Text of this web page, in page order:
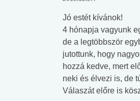
Jó estét kívánok!
4 hónapja vagyunk
de a legtöbbször
jutottunk, hogy
hozzá kedve, mert
neki és élvezi is, de
Válaszát előre is